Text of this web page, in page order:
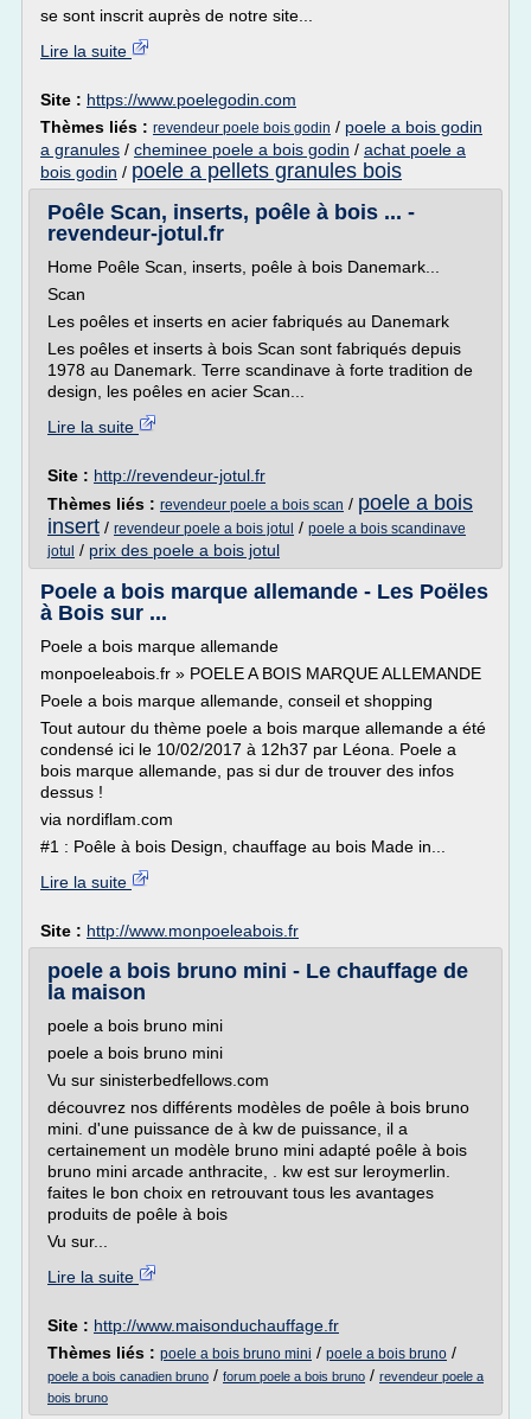
se sont inscrit auprès de notre site...
Lire la suite
Site : https://www.poelegodin.com
Thèmes liés : revendeur poele bois godin / poele a bois godin
a granules / cheminee poele a bois godin / achat poele a
bois godin / poele a pellets granules bois
Poêle Scan, inserts, poêle à bois ... -
revendeur-jotul.fr
Home Poêle Scan, inserts, poêle à bois Danemark...
Scan
Les poêles et inserts en acier fabriqués au Danemark
Les poêles et inserts à bois Scan sont fabriqués depuis
1978 au Danemark. Terre scandinave à forte tradition de
design, les poêles en acier Scan...
Lire la suite
Site : http://revendeur-jotul.fr
Thèmes liés : revendeur poele a bois scan / poele a bois
insert / revendeur poele a bois jotul / poele a bois scandinave
jotul / prix des poele a bois jotul
Poele a bois marque allemande - Les Poëles
à Bois sur ...
Poele a bois marque allemande
monpoeleabois.fr » POELE A BOIS MARQUE ALLEMANDE
Poele a bois marque allemande, conseil et shopping
Tout autour du thème poele a bois marque allemande a été
condensé ici le 10/02/2017 à 12h37 par Léona. Poele a
bois marque allemande, pas si dur de trouver des infos
dessus !
via nordiflam.com
#1 : Poêle à bois Design, chauffage au bois Made in...
Lire la suite
Site : http://www.monpoeleabois.fr
poele a bois bruno mini - Le chauffage de
la maison
poele a bois bruno mini
poele a bois bruno mini
Vu sur sinisterbedfellows.com
découvrez nos différents modèles de poêle à bois bruno
mini. d'une puissance de à kw de puissance, il a
certainement un modèle bruno mini adapté poêle à bois
bruno mini arcade anthracite, . kw est sur leroymerlin.
faites le bon choix en retrouvant tous les avantages
produits de poêle à bois
Vu sur...
Lire la suite
Site : http://www.maisonduchauffage.fr
Thèmes liés : poele a bois bruno mini / poele a bois bruno /
poele a bois canadien bruno / forum poele a bois bruno / revendeur poele a
bois bruno